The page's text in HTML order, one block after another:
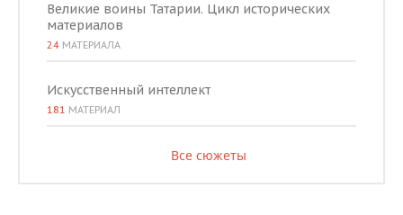
Великие воины Татарии. Цикл исторических
материалов
24 МАТЕРИАЛА
Искусственный интеллект
181 МАТЕРИАЛ
Все сюжеты